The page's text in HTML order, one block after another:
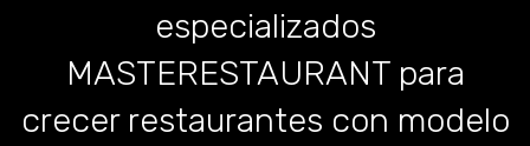
especializados
MASTERESTAURANT para
crecer restaurantes con modelo